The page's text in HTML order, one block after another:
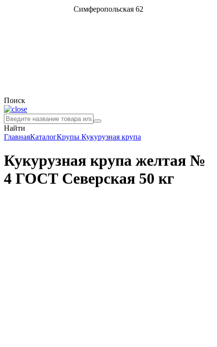
Симферопольская 62
Поиск
Найти
ГлавнаяКаталогКрупы Кукурузная крупа
Кукурузная крупа желтая №
4 ГОСТ Северская 50 кг